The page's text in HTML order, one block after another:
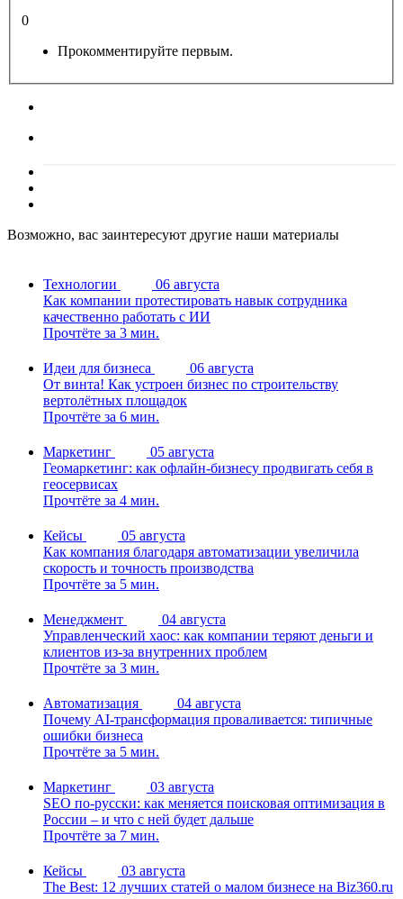
0
Прокомментируйте первым.
Возможно, вас заинтересуют другие наши материалы
Технологии
06 августа
Как компании протестировать навык сотрудника
качественно работать с ИИ
Прочтёте за 3 мин.
Идеи для бизнеса
06 августа
От винта! Как устроен бизнес по строительству
вертолётных площадок
Прочтёте за 6 мин.
Маркетинг
05 августа
Геомаркетинг: как офлайн-бизнесу продвигать себя в
геосервисах
Прочтёте за 4 мин.
Кейсы
05 августа
Как компания благодаря автоматизации увеличила
скорость и точность производства
Прочтёте за 5 мин.
Менеджмент
04 августа
Управленческий хаос: как компании теряют деньги и
клиентов из-за внутренних проблем
Прочтёте за 3 мин.
Автоматизация
04 августа
Почему AI-трансформация проваливается: типичные
ошибки бизнеса
Прочтёте за 5 мин.
Маркетинг
03 августа
SEO по-русски: как меняется поисковая оптимизация в
России – и что с ней будет дальше
Прочтёте за 7 мин.
Кейсы
03 августа
The Best: 12 лучших статей о малом бизнесе на Biz360.ru